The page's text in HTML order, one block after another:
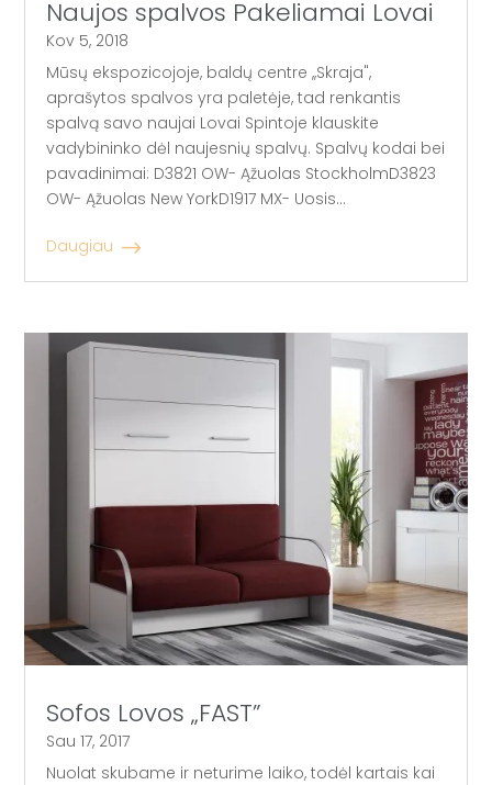
Naujos spalvos Pakeliamai Lovai
Kov 5, 2018
Mūsų ekspozicojoje, baldų centre ,,Skraja",
aprašytos spalvos yra paletėje, tad renkantis
spalvą savo naujai Lovai Spintoje klauskite
vadybininko dėl naujesnių spalvų. Spalvų kodai bei
pavadinimai: D3821 OW- Ąžuolas StockholmD3823
OW- Ąžuolas New YorkD1917 MX- Uosis...
Daugiau
Sofos Lovos „FAST”
Sau 17, 2017
Nuolat skubame ir neturime laiko, todėl kartais kai